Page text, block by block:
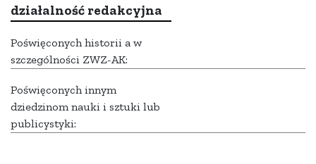
działalność redakcyjna
Poświęconych historii a w
szczególności ZWZ-AK:
Poświęconych innym
dziedzinom nauki i sztuki lub
publicystyki: